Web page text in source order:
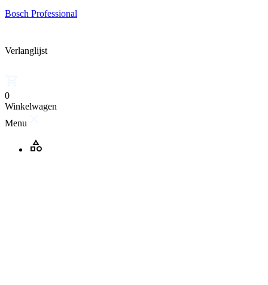
Bosch Professional
Verlanglijst
0
Winkelwagen
Menu